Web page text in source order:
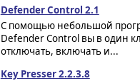
Defender Control 2.1
С помощью небольшой
Defender Control вы в один
отключать, включать и...
Key Presser 2.2.3.8